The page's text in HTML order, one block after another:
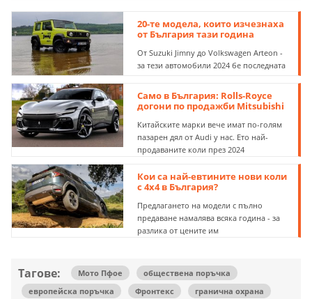
20-те модела, които изчезнаха
от България тази година
От Suzuki Jimny до Volkswagen Arteon -
за тези автомобили 2024 бе последната
Само в България: Rolls-Royce
догони по продажби Mitsubishi
Китайските марки вече имат по-голям
пазарен дял от Audi у нас. Eто най-
продаваните коли през 2024
Кои са най-евтините нови коли
с 4х4 в България?
Предлагането на модели с пълно
предаване намалява всяка година - за
разлика от цените им
Тагове: Мото Пфое
обществена поръчка
европейска поръчка
Фронтекс гранична охрана